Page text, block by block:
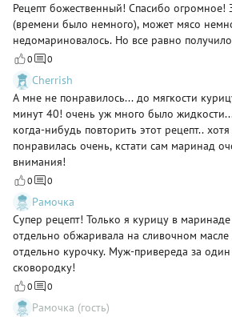
Рецепт божественный! Спасибо огромное!
(времени было немного), может мясо
недомариновалось. Но все равно
0 0
Cherrish
А мне не понравилось... до мягкости
минут 40! очень уж много было
когда-нибудь повторить этот рецепт..
понравилась очень, кстати сам маринад
внимания!
0 0
Рамочка
Супер рецепт! Только я курицу в
отдельно обжаривала на сливочном
отдельно курочку. Муж-привереда за
сковородку!
0 0
Рамочка (гость)